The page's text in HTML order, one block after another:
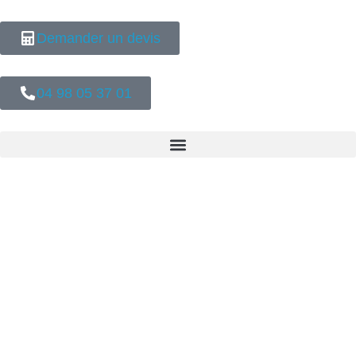
Demander un devis
04 98 05 37 01